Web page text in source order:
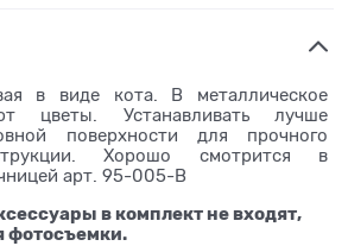
в виде кота. В металлическое
цветы. Устанавливать лучше
поверхности для прочного
Хорошо смотрится в
арт. 95-005-B
в комплект не входят,
фотосъемки.